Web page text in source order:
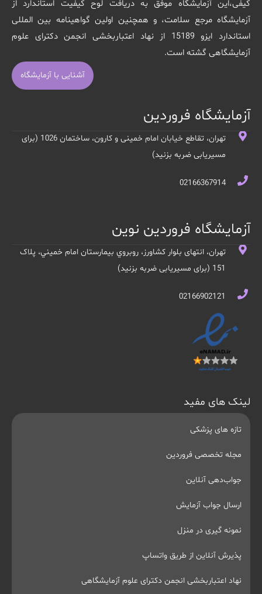
کیفی،این آزمایشگاه موفق به دریافت لوح کیفیت استاندارد از
آزمایشگاه مرجع سلامت، و همچنین اولین گواهینامه بین المللی
استاندارد ایزو 15189 از نهاد اعتباربخشی انجمن دکترای علوم
آزمایشگاهی گشته است.
آشنایی با آزمایشگاه
آزمایشگاه فروردین
تهران، تقاطع خیابان امام خمینی و کارون، ساختمان 1026 (برای
مسیریابی ضربه بزنید)
02166367914
آزمایشگاه فروردین نوین
تهران، انتهای بلوار کشاورز، روبروي بيمارستان امام خميني، پلاک
151 (برای مسیریابی ضربه بزنید)
02166902121
لینک های مفید
تازه های پزشکی
مجله تخصصی فروردین
جواب‌دهی آنلاین
ارسال جواب آزمایش
نمونه گیری در منزل
پذیرش آنلاین از طریق واتساپ
نهاد اعتباربخشی انجمن دکترای علوم آزمایشگاهی